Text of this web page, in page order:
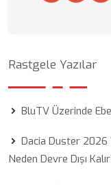
Rastgele Yazılar
BluTV Üzerinde
Dacia Duster
Neden Devre Dışı